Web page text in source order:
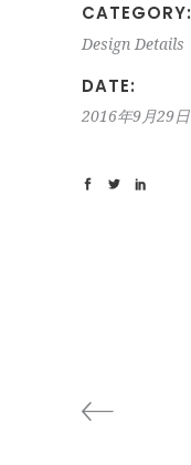
CATEGORY:
Design Details
DATE:
2016年9月29日